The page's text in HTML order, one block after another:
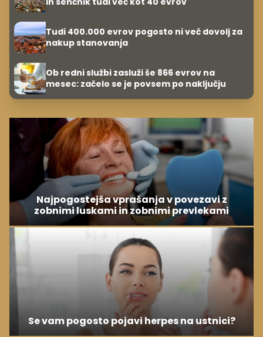
Tudi 400.000 evrov pogosto ni več dovolj za
nakup stanovanja
Ob redni službi zasluži še 866 evrov na
mesec: začelo se je povsem po naključju
Najpogostejša vprašanja v povezavi z
zobnimi luskami in zobnimi prevlekami
Se vam pogosto pojavi herpes na ustnici?